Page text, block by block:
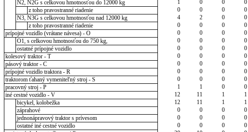
N2, N2G s celkovou hmotnosťou do 12000 kg
1 0 0 0
z toho pravostranné riadenie
0 0 0 0
N3, N3G s celkovou hmotnosťou nad 12000 kg
4 2 0 0
z toho pravostranné riadenie
0 0 0 0
prípojné vozidlo (vrátane návesa) - O
0 0 0 0
O1, s celkovou hmotnosťou do 750 kg,
0 0 0 0
ostatné prípojné vozidlo
0 0 0 0
kolesový traktor - T
0 0 0 0
pásový traktor - C
0 0 0 0
prípojné vozidlo traktora - R
0 0 0 0
traktorom ťahaný vymeniteľný stroj - S
0 0 0 0
pracovný stroj - P
1 1 0 0
iné cestné vozidlo - V
12 11 1 1
bicykel, kolobežka
12 11 1 1
záprahové
0 0 0 0
jednonápravový traktor s prívesom
0 0 0 0
ostatné iné cestné vozidlo
0 0 0 0